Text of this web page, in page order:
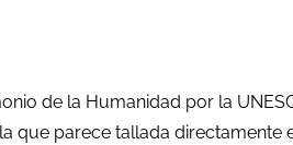
de la Humanidad por la
que parece tallada directamente